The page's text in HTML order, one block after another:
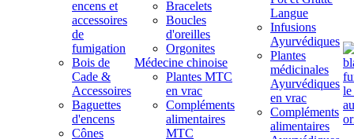
encens et
accessoires
de
fumigation
Bois de
Cade &
Accessoires
Baguettes
d'encens
Cônes
Bracelets
Boucles
d'oreilles
Orgonites
Médecine chinoise
Plantes MTC
en vrac
Compléments
alimentaires
MTC
Langue
Infusions
Ayurvédiques
Plantes
médicinales
Ayurvédiques
en vrac
Compléments
alimentaires